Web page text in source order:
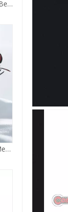
Kit de carrocería Mansory para Mercedes Benz GLE Coupé